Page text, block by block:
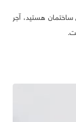
ساختمان هستید، آجر